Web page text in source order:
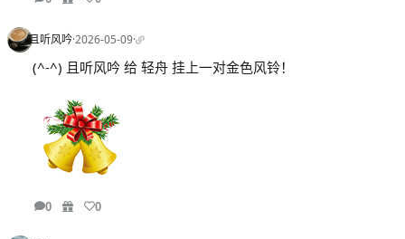
且听风吟·2026-05-09·
(^-^) 且听风吟 给 轻舟 挂上一对金色风铃！
0 0